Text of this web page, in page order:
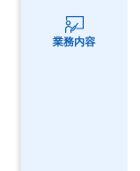
業務内容